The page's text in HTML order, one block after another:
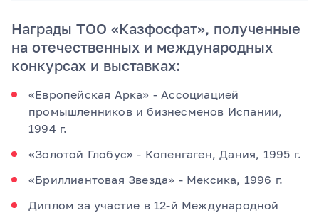
Награды ТОО «Казфосфат», полученные
на отечественных и международных
конкурсах и выставках:
«Европейская Арка» - Ассоциацией
промышленников и бизнесменов Испании,
1994 г.
«Золотой Глобус» - Копенгаген, Дания, 1995 г.
«Бриллиантовая Звезда» - Мексика, 1996 г.
Диплом за участие в 12-й Международной